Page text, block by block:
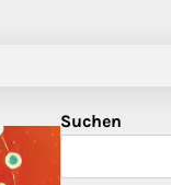
Suchen